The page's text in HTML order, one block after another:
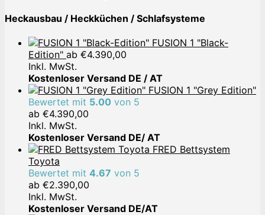
Heckausbau / Heckküchen / Schlafsysteme
FUSION 1 "Black-
Edition" ab €4.390,00
Inkl. MwSt.
Kostenloser Versand DE / AT
FUSION 1 "Grey Edition"
Bewertet mit 5.00 von 5
ab €4.390,00
Inkl. MwSt.
Kostenloser Versand DE/ AT
FRED Bettsystem
Toyota
Bewertet mit 4.67 von 5
ab €2.390,00
Inkl. MwSt.
Kostenloser Versand DE/AT